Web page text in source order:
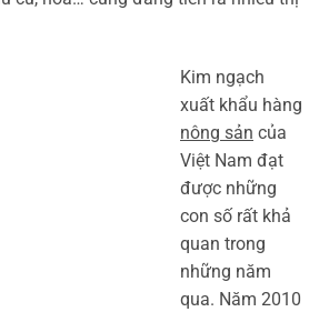
Kim ngạch
xuất khẩu hàng
nông sản của
Việt Nam đạt
được những
con số rất khả
quan trong
những năm
qua. Năm 2010